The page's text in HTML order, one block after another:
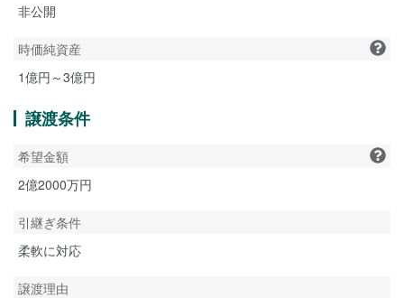
非公開
時価純資産
1億円～3億円
譲渡条件
希望金額
2億2000万円
引継ぎ条件
柔軟に対応
譲渡理由